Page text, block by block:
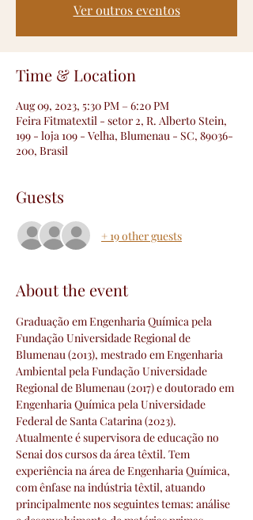
Ver outros eventos
Time & Location
Aug 09, 2023, 5:30 PM – 6:20 PM
Feira Fitmatextil - setor 2, R. Alberto Stein,
199 - loja 109 - Velha, Blumenau - SC, 89036-
200, Brasil
Guests
+ 19 other guests
About the event
Graduação em Engenharia Química pela
Fundação Universidade Regional de
Blumenau (2013), mestrado em Engenharia
Ambiental pela Fundação Universidade
Regional de Blumenau (2017) e doutorado em
Engenharia Química pela Universidade
Federal de Santa Catarina (2023).
Atualmente é supervisora de educação no
Senai dos cursos da área têxtil. Tem
experiência na área de Engenharia Química,
com ênfase na indústria têxtil, atuando
principalmente nos seguintes temas: análise